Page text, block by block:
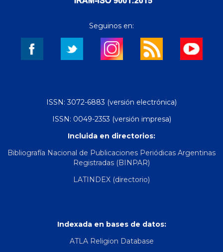
Seguinos en:
ISSN: 3072-6883 (versión electrónica)
ISSN: 0049-2353 (versión impresa)
Incluida en directorios:
Bibliografía Nacional de Publicaciones Periódicas Argentinas
Registradas (BINPAR)
LATINDEX (directorio)
Indexada en bases de datos:
ATLA Religion Database